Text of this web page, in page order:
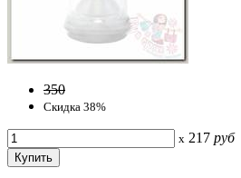
350
Скидка 38%
x 217 руб